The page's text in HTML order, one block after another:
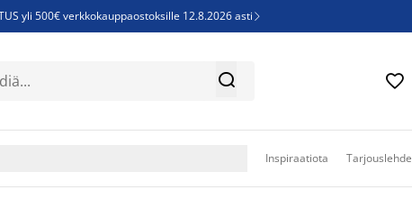
yli 500€ verkkokauppaostoksille 12.8.2026 asti 
Sijauspatjoja - Säästä jopa 60%  
Inspiraatiota